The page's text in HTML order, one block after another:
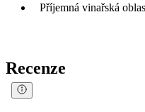
Příjemná vinařská
Recenze